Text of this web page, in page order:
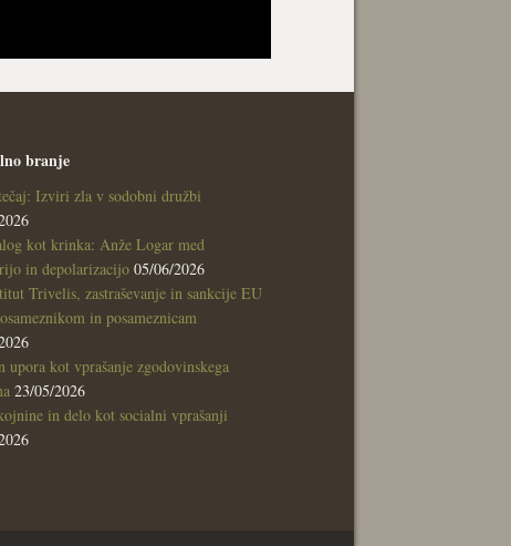
branje
Izviri zla v sodobni družbi
kot krinka: Anže Logar med
in depolarizacijo 05/06/2026
Trivelis, zastraševanje in sankcije EU
in posameznicam
upora kot vprašanje zgodovinskega
23/05/2026
in delo kot socialni vprašanji